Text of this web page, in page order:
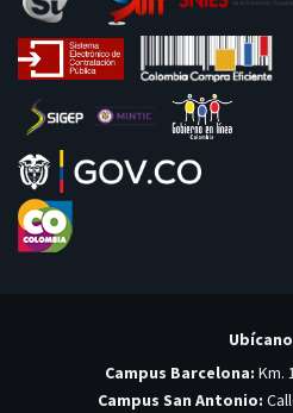
Campus Barcelona: Km.
Campus San Antonio: